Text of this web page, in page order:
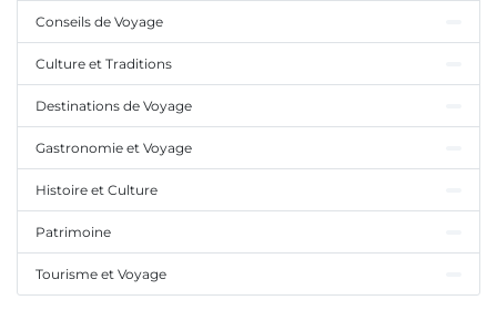
Conseils de Voyage
Culture et Traditions
Destinations de Voyage
Gastronomie et Voyage
Histoire et Culture
Patrimoine
Tourisme et Voyage